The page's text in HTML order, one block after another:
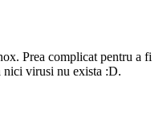
Prea complicat pentru a fi
nici virusi nu exista :D.